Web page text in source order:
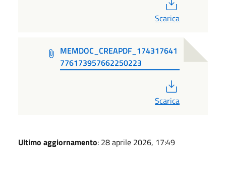
Scarica
MEMDOC_CREAPDF_174317641
776173957662250223
Scarica
Ultimo aggiornamento: 28 aprile 2026, 17:49